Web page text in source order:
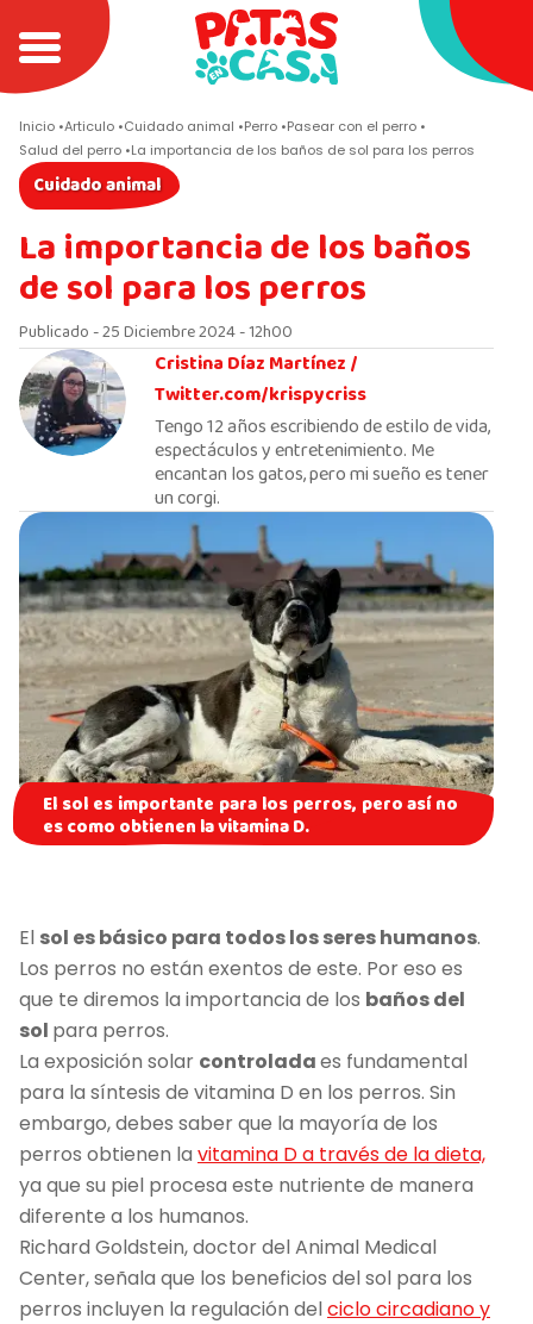
Inicio Articulo Cuidado animal Perro Pasear con el perro
Salud del perro La importancia de los baños de sol para los perros
Cuidado animal
La importancia de los baños
de sol para los perros
Publicado - 25 Diciembre 2024 - 12h00
Cristina Díaz Martínez /
Twitter.com/krispycriss
Tengo 12 años escribiendo de estilo de vida,
espectáculos y entretenimiento. Me
encantan los gatos, pero mi sueño es tener
un corgi.
El sol es importante para los perros, pero así no
es como obtienen la vitamina D.
El sol es básico para todos los seres humanos.
Los perros no están exentos de este. Por eso es
que te diremos la importancia de los baños del
sol para perros.
La exposición solar controladaes fundamental
para la síntesis de vitamina D en los perros. Sin
embargo, debes saber que la mayoría de los
perros obtienen la vitamina D a través de la dieta,
ya que su piel procesa este nutriente de manera
diferente a los humanos.
Richard Goldstein, doctor del Animal Medical
Center, señala que los beneficios del sol para los
perros incluyen la regulación delciclo circadiano y